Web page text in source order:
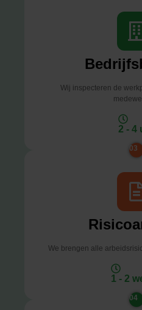
Wij inspecteren de
2 - 4
03
We brengen alle
1 - 2
04